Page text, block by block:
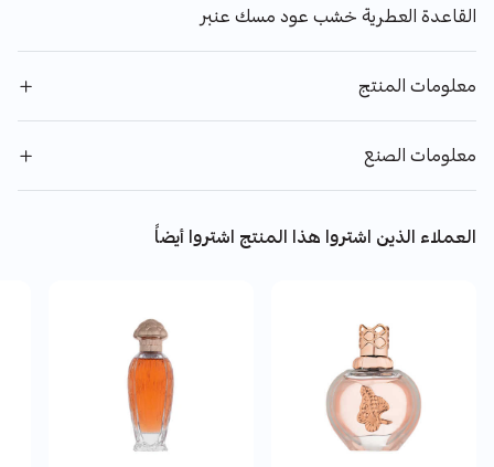
القاعدة العطرية خشب عود مسك عنبر
معلومات المنتج
معلومات الصنع
العملاء الذين اشتروا هذا المنتج اشتروا أيضاً